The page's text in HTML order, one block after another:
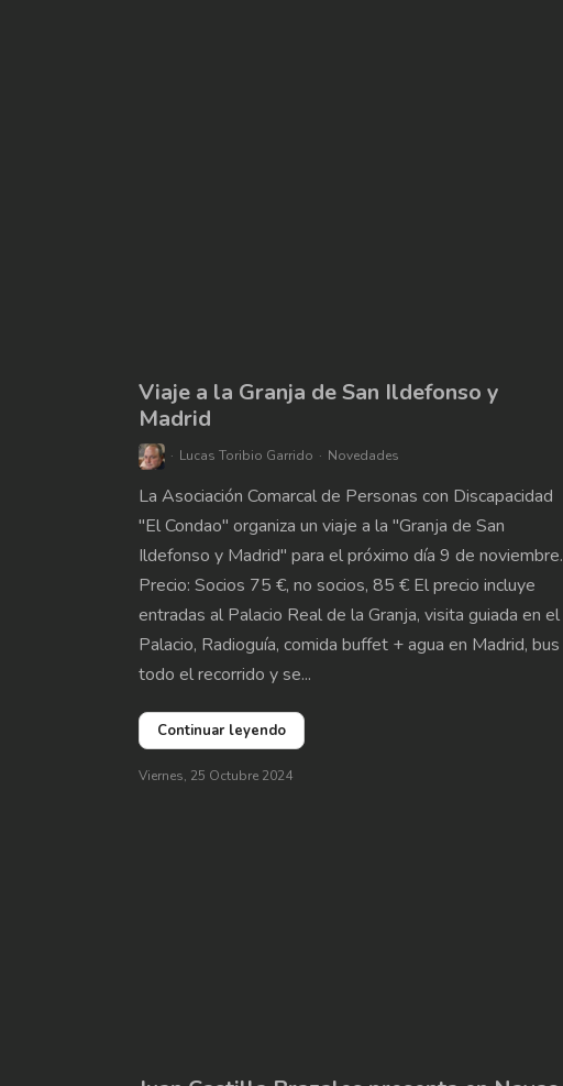
Viaje a la Granja de San Ildefonso y
Madrid
Lucas Toribio Garrido Novedades
La Asociación Comarcal de Personas con Discapacidad
"El Condao" organiza un viaje a la "Granja de San
Ildefonso y Madrid" para el próximo día 9 de noviembre.
Precio: Socios 75 €, no socios, 85 € El precio incluye
entradas al Palacio Real de la Granja, visita guiada en el
Palacio, Radioguía, comida buffet + agua en Madrid, bus
todo el recorrido y se...
Continuar leyendo
Viernes, 25 Octubre 2024